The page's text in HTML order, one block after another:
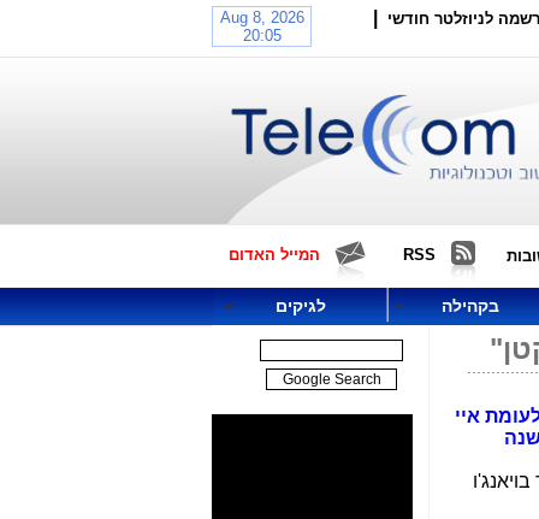
לניוזלטר חודשי
RSS המייל האדום
בקהילה לגיקים
איי